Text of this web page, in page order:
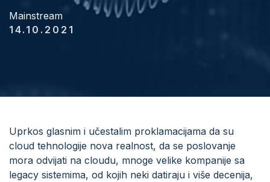
Mainstream
14.10.2021
Uprkos glasnim i učestalim proklamacijama da su
cloud tehnologije nova realnost, da se poslovanje
mora odvijati na cloudu, mnoge velike kompanije sa
legacy sistemima, od kojih neki datiraju i više decenija,